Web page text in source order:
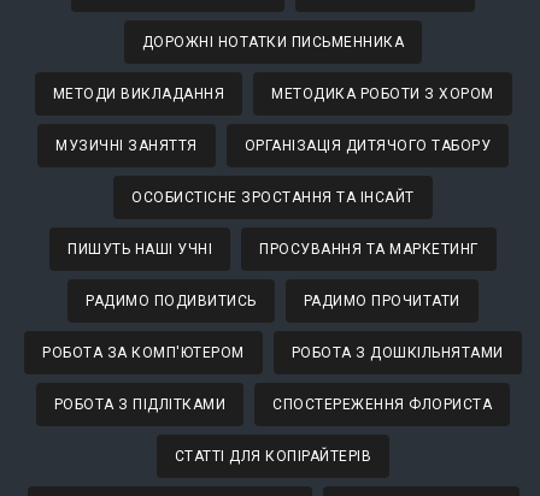
ДОРОЖНІ НОТАТКИ ПИСЬМЕННИКА
МЕТОДИ ВИКЛАДАННЯ МЕТОДИКА РОБОТИ З ХОРОМ
МУЗИЧНІ ЗАНЯТТЯ ОРГАНІЗАЦІЯ ДИТЯЧОГО ТАБОРУ
ОСОБИСТІСНЕ ЗРОСТАННЯ ТА ІНСАЙТ
ПИШУТЬ НАШІ УЧНІ ПРОСУВАННЯ ТА МАРКЕТИНГ
РАДИМО ПОДИВИТИСЬ РАДИМО ПРОЧИТАТИ
РОБОТА ЗА КОМП'ЮТЕРОМ РОБОТА З ДОШКІЛЬНЯТАМИ
РОБОТА З ПІДЛІТКАМИ СПОСТЕРЕЖЕННЯ ФЛОРИСТА
СТАТТІ ДЛЯ КОПІРАЙТЕРІВ